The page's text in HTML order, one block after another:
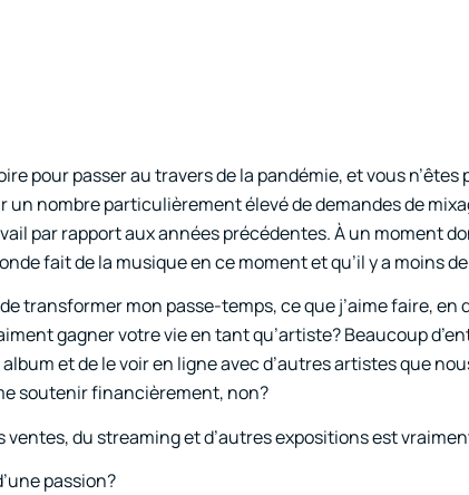
pour passer au travers de la pandémie, et vous n’êtes
un nombre particulièrement élevé de demandes de
par rapport aux années précédentes. À un moment
fait de la musique en ce moment et qu’il y a moins
transformer mon passe-temps, ce que j’aime faire, en
gagner votre vie en tant qu’artiste? Beaucoup
et de le voir en ligne avec d’autres artistes que
soutenir financièrement, non?
ventes, du streaming et d’autres expositions est
passion?